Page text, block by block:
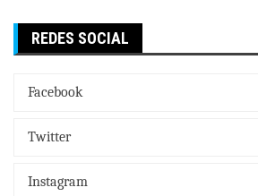
REDES SOCIAL
Facebook
Twitter
Instagram